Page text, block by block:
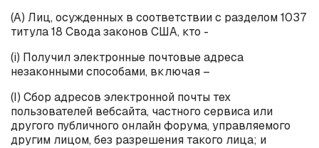
(А) Лиц, осужденных в соответствии с разделом 1037
титула 18 Свода законов США, кто -
(i) Получил электронные почтовые адреса
незаконными способами, включая –
(I) Сбор адресов электронной почты тех
пользователей вебсайта, частного сервиса или
другого публичного онлайн форума, управляемого
другим лицом, без разрешения такого лица; и